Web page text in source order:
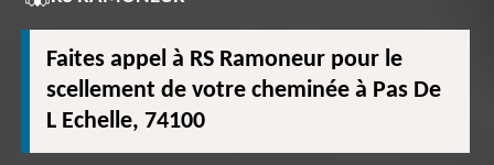
Faites appel à RS Ramoneur pour le
scellement de votre cheminée à Pas De
L Echelle, 74100